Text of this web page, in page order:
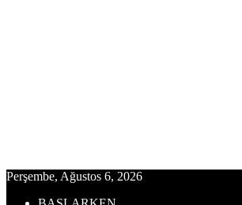
Perşembe, Ağustos 6, 2026